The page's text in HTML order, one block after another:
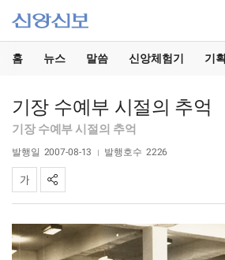
홈 뉴스 말씀 신앙체험기 기획
기장 수예부 시절의 추억
기장 수예부 시절의 추억
발행일 2007-08-13 발행호수 2226